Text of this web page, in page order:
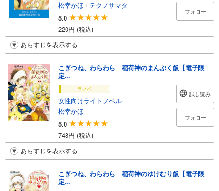
松幸かほ / テクノサマタ
5.0
220円 (税込)
フォロー
あらすじを表示する
こぎつね、わらわら 稲荷神のまんぷく飯【電子限
定...
ラノベ
女性向けライトノベル
松幸かほ
5.0
748円 (税込)
試し読み
フォロー
あらすじを表示する
こぎつね、わらわら 稲荷神のゆけむり飯【電子限
定...